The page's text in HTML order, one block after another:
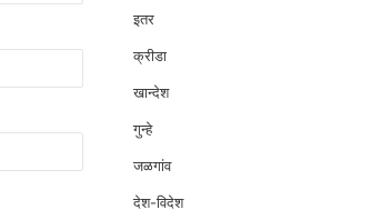
इतर
क्रीडा
खान्देश
गुन्हे
जळगांव
देश-विदेश